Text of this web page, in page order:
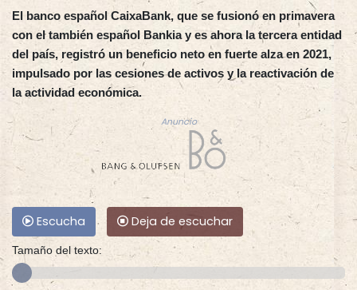
El banco español CaixaBank, que se fusionó en primavera
con el también español Bankia y es ahora la tercera entidad
del país, registró un beneficio neto en fuerte alza en 2021,
impulsado por las cesiones de activos y la reactivación de
la actividad económica.
Anuncio
Escucha Deja de escuchar
Tamaño del texto: